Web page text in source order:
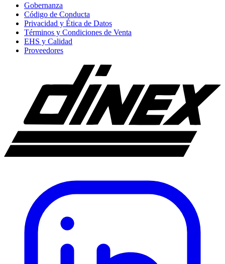
Gobernanza
Código de Conducta
Privacidad y Ética de Datos
Términos y Condiciones de Venta
EHS y Calidad
Proveedores